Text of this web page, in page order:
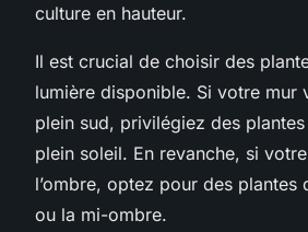
culture en hauteur.
Il est crucial de choisir des
lumière disponible. Si votre mur
plein sud, privilégiez des
plein soleil. En revanche, si
l’ombre, optez pour des plantes
ou la mi-ombre.